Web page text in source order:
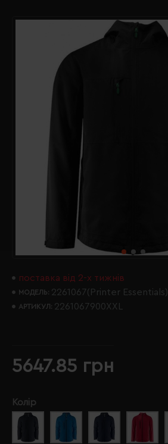
поставка від 2-х тижнів
МОДЕЛЬ: 2261067(Printer Essentials)
АРТИКУЛ: 2261067900XXL
5647.85 грн
Колір